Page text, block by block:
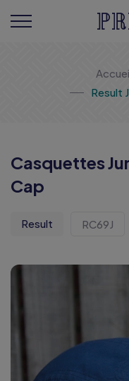
Result
Casquettes
Cap
Result RC69J